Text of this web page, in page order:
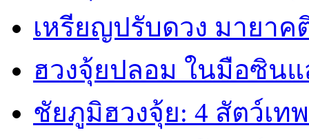
เหรียญปรับดวง มายา
ฮวงจุ้ยปลอม ในมือซิน
ชัยภูมิฮวงจุ้ย: 4 สัตว์เทพ